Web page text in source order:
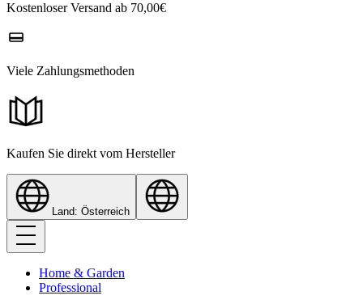
Kostenloser Versand ab 70,00€
Viele Zahlungsmethoden
Kaufen Sie direkt vom Hersteller
Land: Österreich
Home & Garden
Professional